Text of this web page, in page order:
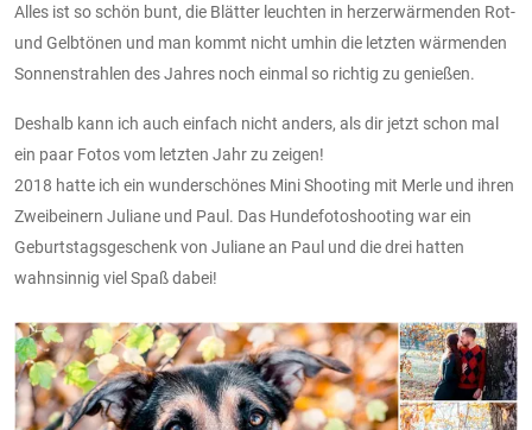
Alles ist so schön bunt, die Blätter leuchten in herzerwärmenden Rot-
und Gelbtönen und man kommt nicht umhin die letzten wärmenden
Sonnenstrahlen des Jahres noch einmal so richtig zu genießen.
Deshalb kann ich auch einfach nicht anders, als dir jetzt schon mal
ein paar Fotos vom letzten Jahr zu zeigen!
2018 hatte ich ein wunderschönes Mini Shooting mit Merle und ihren
Zweibeinern Juliane und Paul. Das Hundefotoshooting war ein
Geburtstagsgeschenk von Juliane an Paul und die drei hatten
wahnsinnig viel Spaß dabei!